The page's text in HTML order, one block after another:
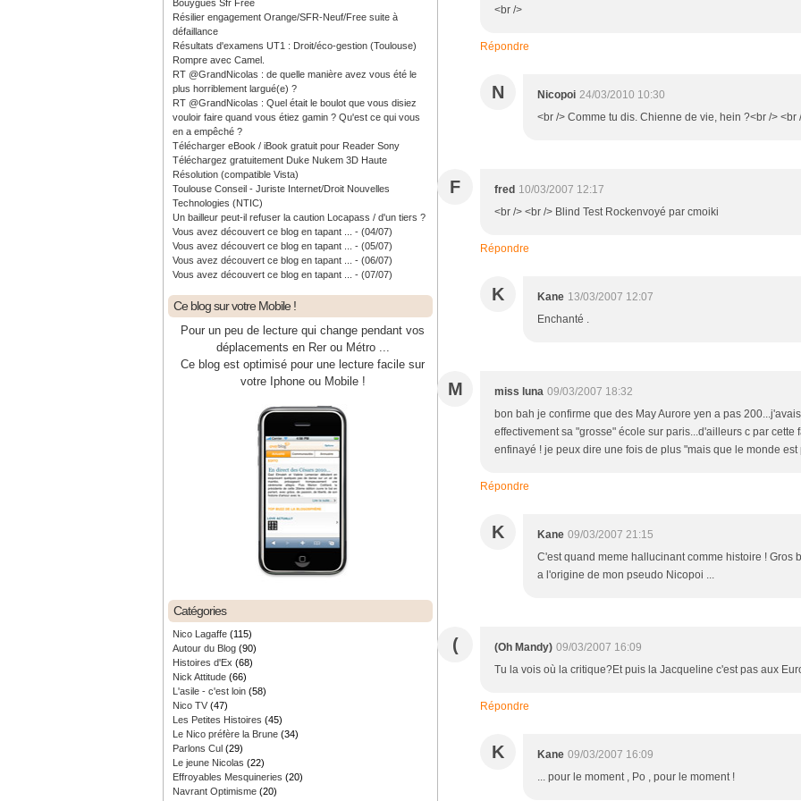
Bouygues Sfr Free
Résilier engagement Orange/SFR-Neuf/Free suite à
défaillance
Résultats d'examens UT1 : Droit/éco-gestion (Toulouse)
Rompre avec Camel.
RT @GrandNicolas : de quelle manière avez vous été le
plus horriblement largué(e) ?
RT @GrandNicolas : Quel était le boulot que vous disiez
vouloir faire quand vous étiez gamin ? Qu'est ce qui vous
en a empêché ?
Télécharger eBook / iBook gratuit pour Reader Sony
Téléchargez gratuitement Duke Nukem 3D Haute
Résolution (compatible Vista)
Toulouse Conseil - Juriste Internet/Droit Nouvelles
Technologies (NTIC)
Un bailleur peut-il refuser la caution Locapass / d'un tiers ?
Vous avez découvert ce blog en tapant ... - (04/07)
Vous avez découvert ce blog en tapant ... - (05/07)
Vous avez découvert ce blog en tapant ... - (06/07)
Vous avez découvert ce blog en tapant ... - (07/07)
Ce blog sur votre Mobile !
Pour un peu de lecture qui change pendant vos
déplacements en Rer ou Métro ...
Ce blog est optimisé pour une lecture facile sur
votre Iphone ou Mobile !
Catégories
Nico Lagaffe (115)
Autour du Blog (90)
Histoires d'Ex (68)
Nick Attitude (66)
L'asile - c'est loin (58)
Nico TV (47)
Les Petites Histoires (45)
Le Nico préfère la Brune (34)
Parlons Cul (29)
Le jeune Nicolas (22)
Effroyables Mesquineries (20)
Navrant Optimisme (20)
<br />
Répondre
N Nicopoi 24/03/2010 10:30
<br /> Comme tu dis. Chienne de vie, hein ?<br /> <br
F fred 10/03/2007 12:17
<br /> <br /> Blind Test Rockenvoyé par cmoiki
Répondre
K Kane 13/03/2007 12:07
Enchanté .
M miss luna 09/03/2007 18:32
bon bah je confirme que des May Aurore yen a pas
effectivement sa "grosse" école sur paris...d'ailleurs c par
enfinayé ! je peux dire une fois de plus "mais que le monde est
Répondre
K Kane 09/03/2007 21:15
C'est quand meme hallucinant comme histoire ! Gros
a l'origine de mon pseudo Nicopoi ...
( (Oh Mandy) 09/03/2007 16:09
Tu la vois où la critique?Et puis la Jacqueline c'est pas aux
Répondre
K Kane 09/03/2007 16:09
... pour le moment , Po , pour le moment !